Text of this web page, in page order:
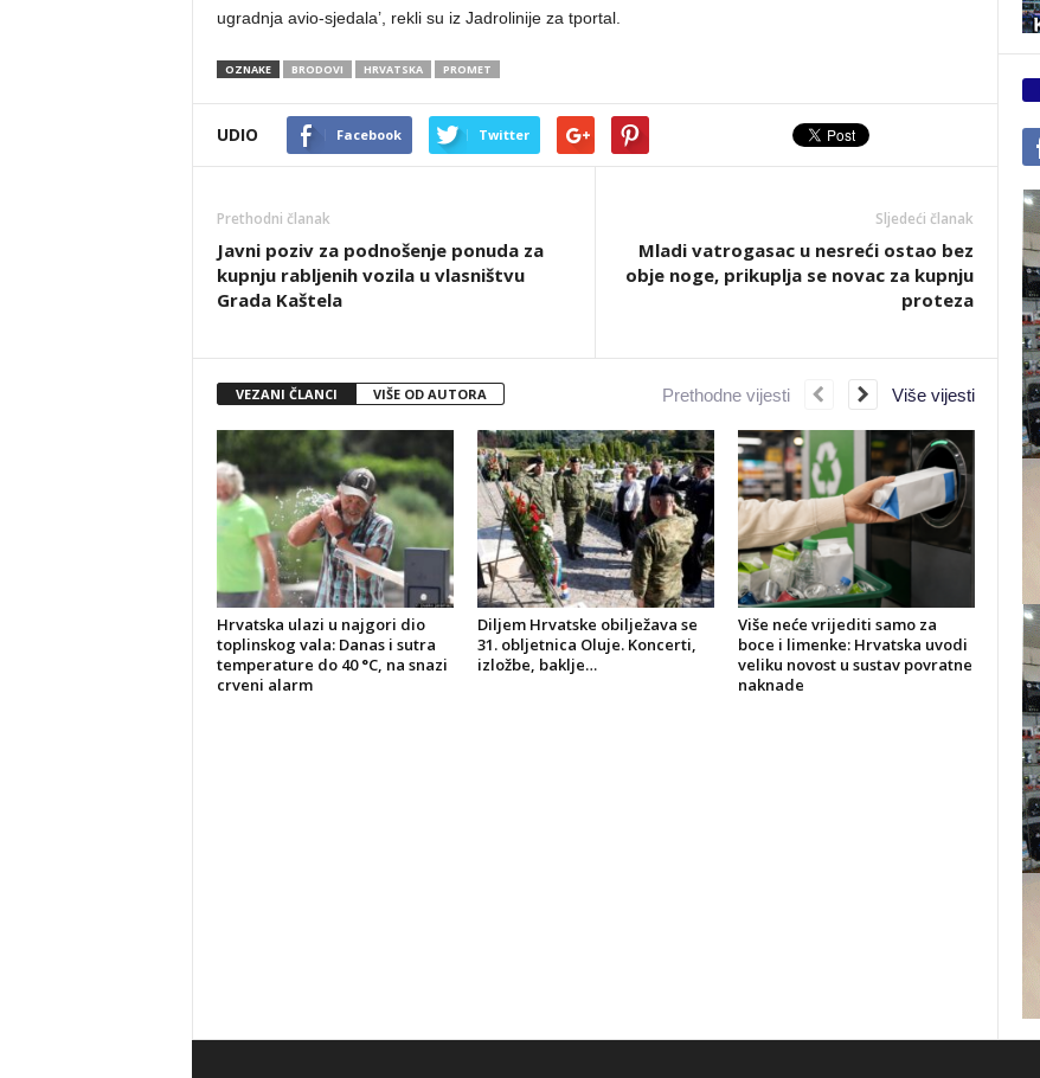
ugradnja avio-sjedala’, rekli su iz Jadrolinije za tportal.
OZNAKE BRODOVI HRVATSKA PROMET
UDIO Facebook Twitter
Prethodni članak
Javni poziv za podnošenje ponuda za
kupnju rabljenih vozila u vlasništvu
Grada Kaštela
Sljedeći članak
Mladi vatrogasac u nesreći ostao bez
obje noge, prikuplja se novac za kupnju
proteza
VEZANI ČLANCI VIŠE OD AUTORA
Hrvatska ulazi u najgori dio
toplinskog vala: Danas i sutra
temperature do 40 °C, na snazi
crveni alarm
Diljem Hrvatske obilježava se
31. obljetnica Oluje. Koncerti,
izložbe, baklje…
Više neće vrijediti samo za
boce i limenke: Hrvatska uvodi
veliku novost u sustav povratne
naknade
Prethodne vijesti Više vijesti